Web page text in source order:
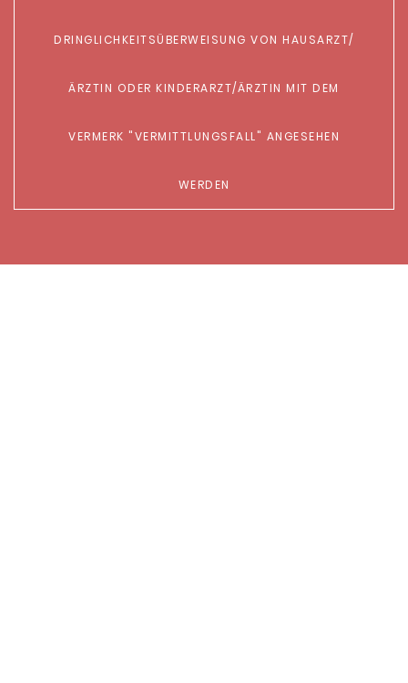
RINGLICHKEITSÜBERWEISUNG VON HAUSARZT/Ä
RZTIN ODER KINDERARZT/ÄRZTIN MIT DEM V
ERMERK "VERMITTLUNGSFALL" ANGESEHEN
WERDEN